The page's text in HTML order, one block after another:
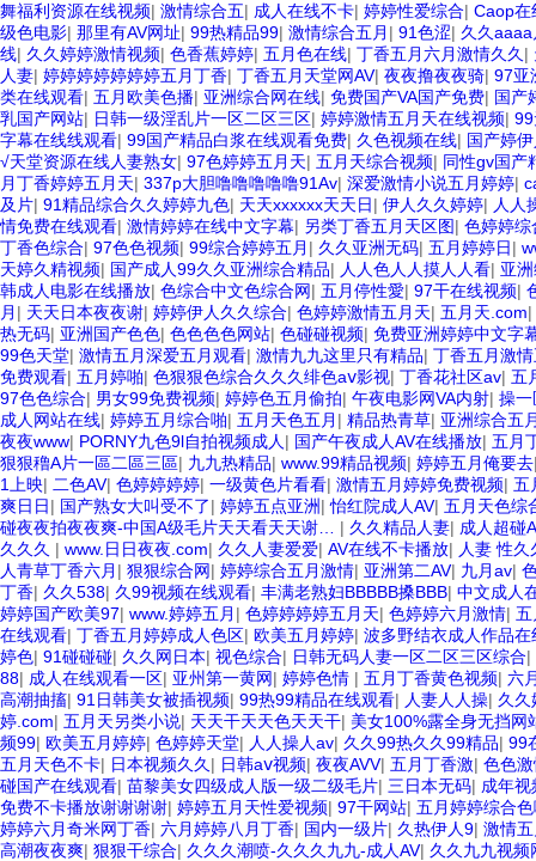
舞福利资源在线视频| 激情综合五| 成人在线不卡| 婷婷性爱综合| Caop在
级色电影| 那里有AV网址| 99热精品99| 激情综合五月 | 91色涩| 久久
线| 久久婷婷激情视频| 色香蕉婷婷| 五月色在线| 丁香五月六月激情久久 |
人妻| 婷婷婷婷婷婷婷五月丁香| 丁香五月天堂网AV| 夜夜撸夜夜骑| 97亚
类在线观看| 五月欧美色播| 亚洲综合网在线| 免费国产VA国产免费| 国产
乳国产网站| 日韩一级淫乱片一区二区三区| 婷婷激情五月天在线视频|
字幕在线线观看| 99国产精品白浆在线观看免费| 久色视频在线| 国产婷
√天堂资源在线人妻熟女| 97色婷婷五月天| 五月天综合视频| 同性gv国产
月丁香婷婷五月天| 337p大胆噜噜噜噜噜91Av| 深爱激情小说五月婷婷|
及片| 91精品综合久久婷婷九色| 天天xxxxxx天天日| 伊人久久婷婷| 人人
情免费在线观看| 激情婷婷在线中文字幕| 另类丁香五月天区图| 色婷婷综
丁香色综合| 97色色视频| 99综合婷婷五月 | 久久亚洲无码| 五月婷婷日|
天婷久精视频| 国产成人99久久亚洲综合精品| 人人色人人摸人人看| 亚
韩成人电影在线播放| 色综合中文色综合网| 五月停性愛| 97干在线视频|
月 | 天天日本夜夜谢| 婷婷伊人久久综合| 色婷婷激情五月天| 五月天.com|
热无码| 亚洲国产色色| 色色色色网站| 色碰碰视频| 免费亚洲婷婷中文字
99色天堂| 激情五月深爱五月观看| 激情九九这里只有精品| 丁香五月激
免费观看| 五月婷啪| 色狠狠色综合久久久绯色aⅴ影视| 丁香花社区av| 五
97色色综合| 男女99免费视频| 婷婷色五月偷拍| 午夜电影网VA内射| 操一
成人网站在线| 婷婷五月综合啪| 五月天色五月 | 精品热青草| 亚洲综合五
夜夜www| PORNY九色9l自拍视频成人 | 国产午夜成人AV在线播放| 五月
狠狠穞A片一區二區三區| 九九热精品| www.99精品视频| 婷婷五月俺要去
1上映| 二色AV| 色婷婷婷婷| 一级黄色片看看| 激情五月婷婷免费视频| 五
爽日日| 国产熟女大叫受不了| 婷婷五点亚洲|怡红院成人AV| 五月天色综
碰夜夜拍夜夜爽-中国A级毛片天天看天天谢… | 久久精品人妻| 成人超碰
久久久 | www.日日夜夜.com| 久久人妻爱爱| AV在线不卡播放| 人妻 性久
人青草丁香六月 | 狠狠综合网| 婷婷综合五月激情| 亚洲第二AV| 九月av|
丁香| 久久538| 久99视频在线观看| 丰满老熟妇BBBBB搡BBB| 中文成人
婷婷国产欧美97| www.婷婷五月 | 色婷婷婷婷五月天| 色婷婷六月激情| 五
在线观看| 丁香五月婷婷成人色区| 欧美五月婷婷| 波多野结衣成人作品在
婷色| 91碰碰碰| 久久网日本| 视色综合| 日韩无码人妻一区二区三区综合|
88| 成人在线观看一区| 亚州第一黄网| 婷婷色情 | 五月丁香黄色视频| 六
高潮抽搐| 91日韩美女被插视频| 99热99精品在线观看| 人妻人人操| 久久
婷.com| 五月天另类小说| 天天干天天色天天干| 美女100%露全身无挡网
频99| 欧美五月婷婷| 色婷婷天堂| 人人操人av| 久久99热久久99精品| 99
五月天色不卡| 日本视频久久 | 日韩aⅴ视频| 夜夜AVV| 五月丁香激| 色色
碰国产在线观看| 苗黎美女四级成人版一级二级毛片| 三日本无码| 成年视
免费不卡播放谢谢谢谢| 婷婷五月天性爱视频| 97干网站| 五月婷婷综合
婷婷六月奇米网丁香| 六月婷婷八月丁香| 国内一级片| 久热伊人9| 激情
高潮夜夜爽| 狠狠干综合| 久久久潮喷-久久久九九-成人AV| 久久九九视频